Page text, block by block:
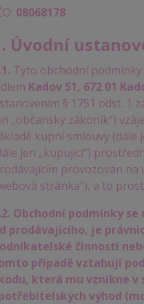
08068178
Úvodní
Tyto obchodní
Kadov 51, 672 01
§ 1751 odst. 1
„občanský zákoník“)
kupní smlouvy (dále
jen „kupující“)
provozován
stránka“), a to
Obchodní podmínky
prodávajícího, je
činnosti
případě vztahují
která mu vznikne
výhod